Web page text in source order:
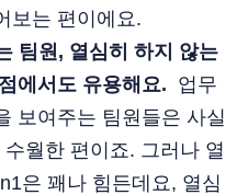
보는 편이에요.
팀원, 열심히 하지 않는
에서도 유용해요. 업무
보여주는 팀원들은 사실
월한 편이죠. 그러나 열
은 꽤나 힘든데요, 열심